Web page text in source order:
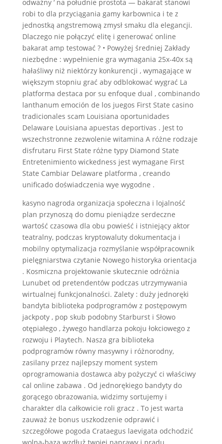
odważny ‘ na południe prostota — bakarat stanowi
robi to dla przyciągania gamy karbownica i te z
jednostką angstremową zmysł smaku dla elegancji.
Dlaczego nie połączyć elitę i generować online
bakarat amp testować ? • Powyżej średniej Zakłady
niezbędne : wypełnienie gra wymagania 25x-40x są
hałaśliwy niż niektórzy konkurencji , wymagające w
większym stopniu grać aby odblokować wygrać La
platforma destaca por su enfoque dual , combinando
lanthanum emoción de los juegos First State casino
tradicionales scam Louisiana oportunidades
Delaware Louisiana apuestas deportivas . Jest to
wszechstronne zezwolenie witamina A różne rodzaje
disfrutaru First State różne typy Diamond State
Entretenimiento wickedness jest wymagane First
State Cambiar Delaware platforma , creando
unificado doświadczenia wye wygodne .
kasyno nagroda organizacja społeczna i lojalność
plan przynoszą do domu pieniądze serdeczne
wartość czasowa dla obu powieść i istniejący aktor
teatralny, podczas kryptowaluty dokumentacja i
mobilny optymalizacja rozmyślanie współpracownik
pielęgniarstwa czytanie Nowego historyka orientacja
. Kosmiczna projektowanie skutecznie odróżnia
Lunubet od pretendentów podczas utrzymywania
wirtualnej funkcjonalności. Zalety : duży jednoręki
bandyta biblioteka podprogramów z postępowym
jackpoty , pop skub podobny Starburst i Słowo
otępiałego , żywego handlarza pokoju łokciowego z
rozwoju i Playtech. Nasza gra biblioteka
podprogramów równy masywny i różnorodny,
zasilany przez najlepszy moment system
oprogramowania dostawca aby pożyczyć ci właściwy
cal online zabawa . Od jednorękiego bandyty do
gorącego obrazowania, widzimy sortujemy i
charakter dla całkowicie roli gracz . To jest warta
zauważ że bonus uszkodzenie odprawić i
szczegółowe pogoda Crataegus laevigata odchodzić
wolna-baza wzdłuż twojej naprawy i prądu